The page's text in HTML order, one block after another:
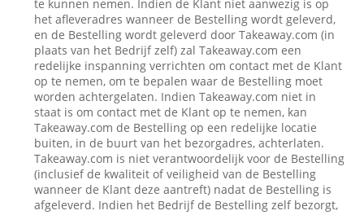
te kunnen nemen. Indien de Klant niet aanwezig is op
het afleveradres wanneer de Bestelling wordt geleverd,
en de Bestelling wordt geleverd door Takeaway.com (in
plaats van het Bedrijf zelf) zal Takeaway.com een
redelijke inspanning verrichten om contact met de Klant
op te nemen, om te bepalen waar de Bestelling moet
worden achtergelaten. Indien Takeaway.com niet in
staat is om contact met de Klant op te nemen, kan
Takeaway.com de Bestelling op een redelijke locatie
buiten, in de buurt van het bezorgadres, achterlaten.
Takeaway.com is niet verantwoordelijk voor de Bestelling
(inclusief de kwaliteit of veiligheid van de Bestelling
wanneer de Klant deze aantreft) nadat de Bestelling is
afgeleverd. Indien het Bedrijf de Bestelling zelf bezorgt,